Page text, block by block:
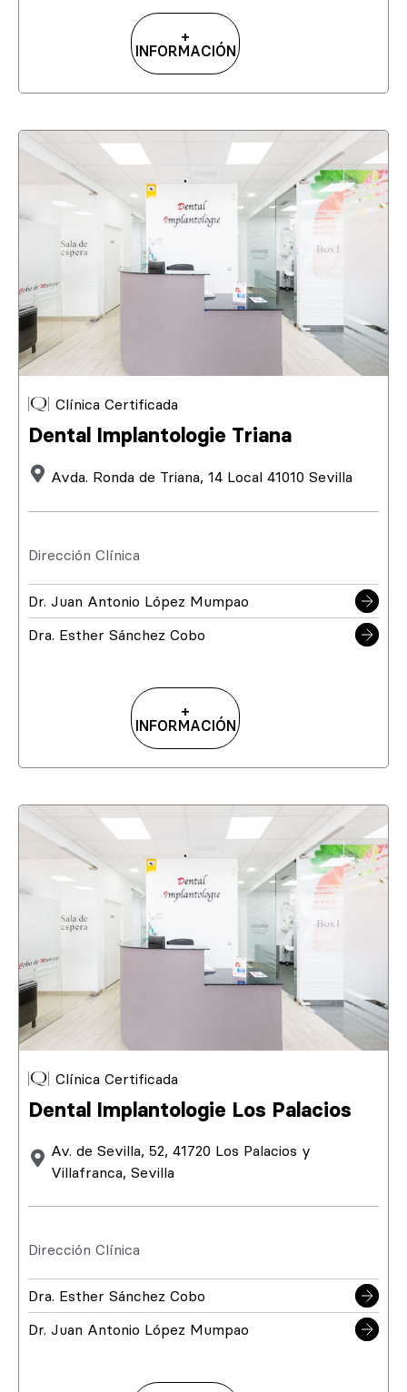
+
INFORMACIÓN
Clínica Certificada
Dental Implantologie Triana
Avda. Ronda de Triana, 14 Local 41010 Sevilla
Dirección Clínica
Dr. Juan Antonio López Mumpao
Dra. Esther Sánchez Cobo
+
INFORMACIÓN
Clínica Certificada
Dental Implantologie Los Palacios
Av. de Sevilla, 52, 41720 Los Palacios y
Villafranca, Sevilla
Dirección Clínica
Dra. Esther Sánchez Cobo
Dr. Juan Antonio López Mumpao